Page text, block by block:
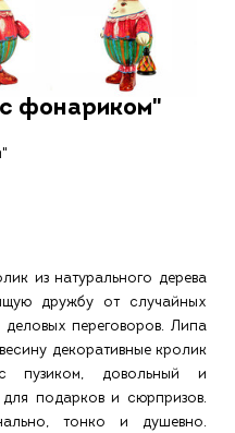
фонариком"
из натурального дерева
дружбу от случайных
деловых переговоров. Липа
декоративные кролик
с пузиком, довольный и
подарков и сюрпризов.
тонко и душевно.